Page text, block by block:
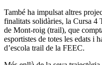
També ha impulsat altres
finalitats solidàries, la Cursa 4
de Mont-roig (trail), que
esportistes de totes les edats i
d’escola trail de la FEEC.